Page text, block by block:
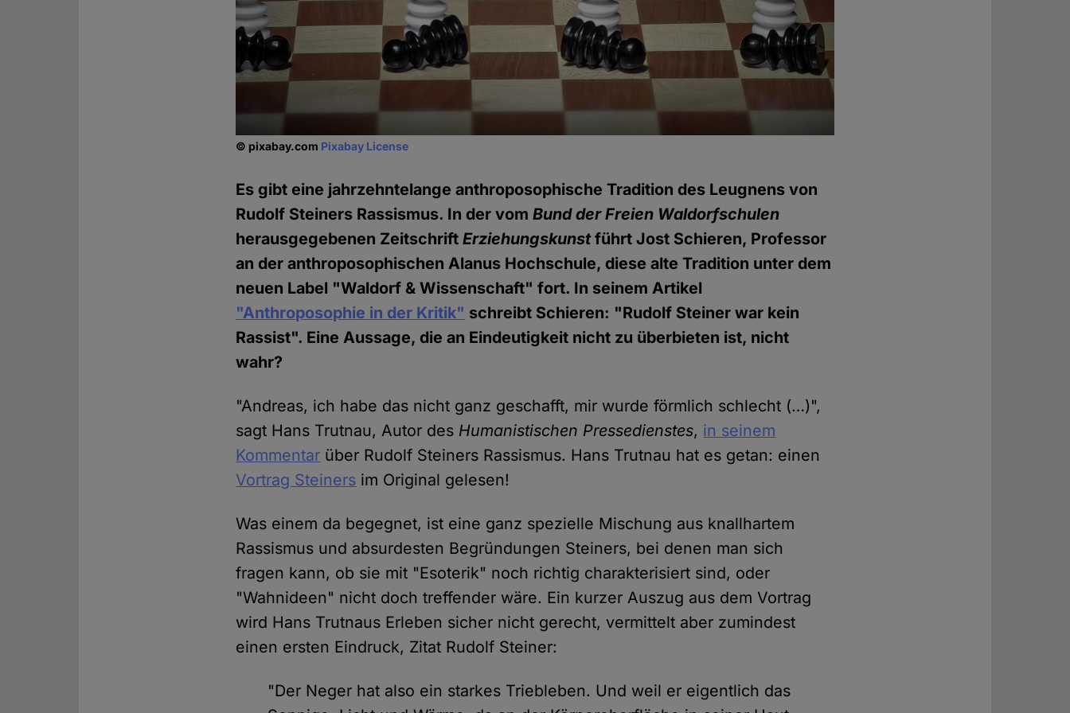
© pixabay.com Pixabay License
Es gibt eine jahrzehntelange anthroposophische Tradition des Leugnens von
Rudolf Steiners Rassismus. In der vomBund der Freien Waldorfschulen
herausgegebenen ZeitschriftErziehungskunstführt Jost Schieren, Professor
an der anthroposophischen Alanus Hochschule, diese alte Tradition unter dem
neuen Label "Waldorf & Wissenschaft" fort. In seinem Artikel
"Anthroposophie in der Kritik" schreibt Schieren: "Rudolf Steiner war kein
Rassist". Eine Aussage, die an Eindeutigkeit nicht zu überbieten ist, nicht
wahr?
"Andreas, ich habe das nicht ganz geschafft, mir wurde förmlich schlecht (…)",
sagt Hans Trutnau, Autor des Humanistischen Pressedienstes, in seinem
Kommentar über Rudolf Steiners Rassismus. Hans Trutnau hat es getan: einen
Vortrag Steiners im Original gelesen!
Was einem da begegnet, ist eine ganz spezielle Mischung aus knallhartem
Rassismus und absurdesten Begründungen Steiners, bei denen man sich
fragen kann, ob sie mit "Esoterik" noch richtig charakterisiert sind, oder
"Wahnideen" nicht doch treffender wäre. Ein kurzer Auszug aus dem Vortrag
wird Hans Trutnaus Erleben sicher nicht gerecht, vermittelt aber zumindest
einen ersten Eindruck, Zitat Rudolf Steiner:
"Der Neger hat also ein starkes Triebleben. Und weil er eigentlich das